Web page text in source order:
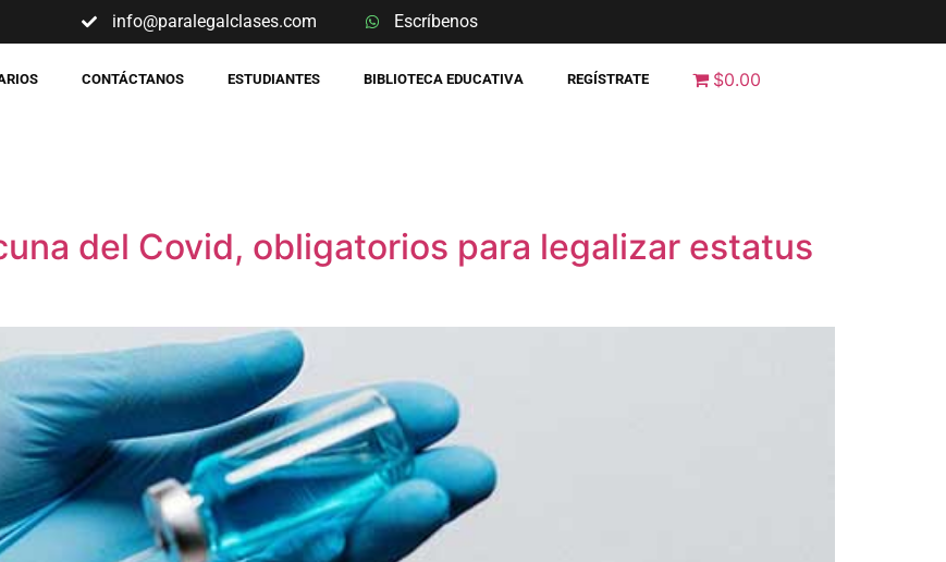
info@paralegalclases.com Escríbenos
CONTÁCTANOS ESTUDIANTES BIBLIOTECA EDUCATIVA REGÍSTRATE $0.00
del Covid, obligatorios para legalizar estatus